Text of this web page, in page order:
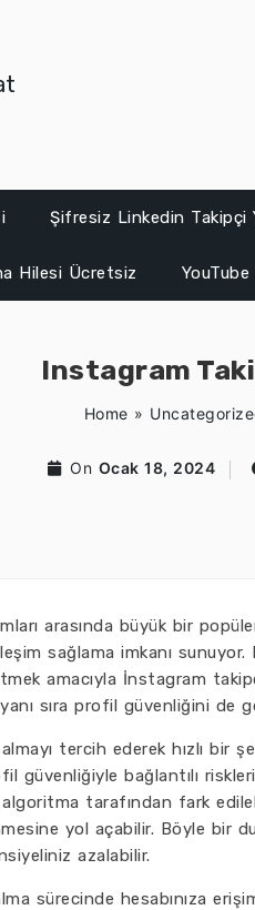
Şifresiz Linkedin Takipçi
Hilesi Ücretsiz
Instagram
Home »
On Ocak 18, 2024
arasında büyük bir
sağlama imkanı sunuyor.
amacıyla İnstagram
sıra profil güvenliğini de
tercih ederek hızlı bir
güvenliğiyle bağlantılı
algoritma tarafından fark
yol açabilir. Böyle bir
azalabilir.
sürecinde hesabınıza